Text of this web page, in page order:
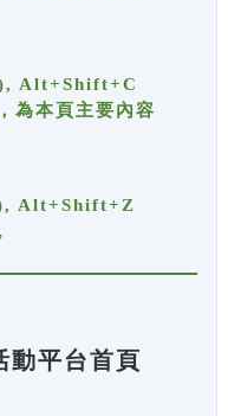
Alt+Shift+C
為本頁主要內容
Alt+Shift+Z
動平台首頁